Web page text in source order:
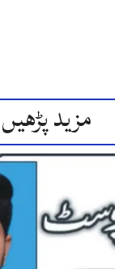
مزید پڑھیں